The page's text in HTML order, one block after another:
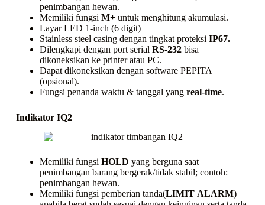
penimbangan hewan.
Memiliki fungsi M+ untuk menghitung akumulasi.
Layar LED 1-inch (6 digit)
Stainless steel casing dengan tingkat proteksi IP67.
Dilengkapi dengan port serial RS-232bisa
dikoneksikan ke printeratau PC.
Dapat dikoneksikan dengan software PEPITA
(opsional).
Fungsi penanda waktu & tanggal yang real-time.
Indikator IQ2
Memiliki fungsi HOLD yang berguna saat
penimbangan barang bergerak/tidak stabil; contoh:
penimbangan hewan.
Memiliki fungsi pemberian tanda(LIMIT ALARM)